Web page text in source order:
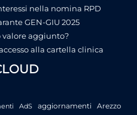
nella nomina RPD
GEN-GIU 2025
valore aggiunto?
alla cartella clinica
AdS aggiornamenti Arezzo